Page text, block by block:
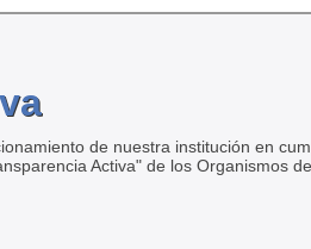
de nuestra institución en
Activa" de los Organismos